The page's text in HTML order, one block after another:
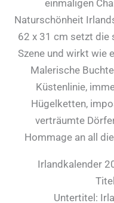
einmaligen
Naturschönheit
62 x 31 cm setzt die
Szene und wirkt wie
Malerische
Küstenlinie,
Hügelketten,
verträumte
Hommage an all
Irlandkalender
Untertitel: